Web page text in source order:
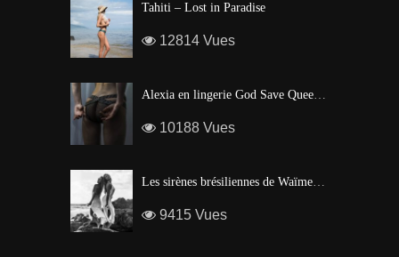
Tahiti – Lost in Paradise
12814 Vues
Alexia en lingerie God Save Queen | Brigade Mondaine – Paris
10188 Vues
Les sirènes brésiliennes de Waïmea Bay – Hawaï
9415 Vues